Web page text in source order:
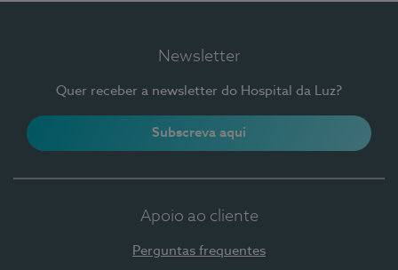
Newsletter
Quer receber a newsletter do Hospital da Luz?
Subscreva aqui
Apoio ao cliente
Perguntas frequentes